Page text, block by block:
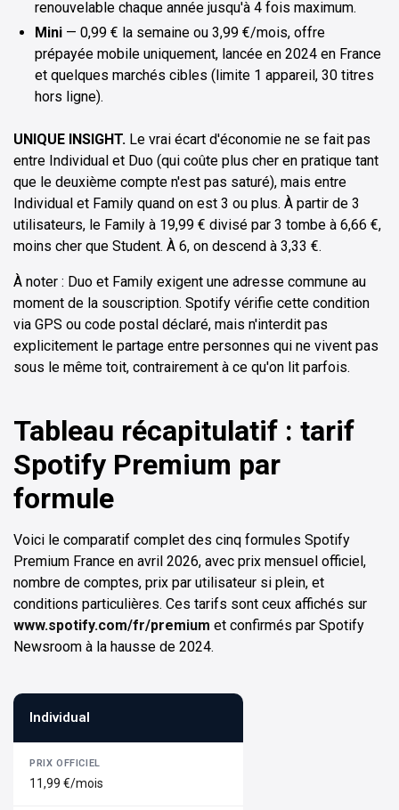
renouvelable chaque année jusqu'à 4 fois maximum.
Mini — 0,99 € la semaine ou 3,99 €/mois, offre
prépayée mobile uniquement, lancée en 2024 en France
et quelques marchés cibles (limite 1 appareil, 30 titres
hors ligne).
UNIQUE INSIGHT. Le vrai écart d'économie ne se fait pas
entre Individual et Duo (qui coûte plus cher en pratique tant
que le deuxième compte n'est pas saturé), mais entre
Individual et Family quand on est 3 ou plus. À partir de 3
utilisateurs, le Family à 19,99 € divisé par 3 tombe à 6,66 €,
moins cher que Student. À 6, on descend à 3,33 €.
À noter : Duo et Family exigent une adresse commune au
moment de la souscription. Spotify vérifie cette condition
via GPS ou code postal déclaré, mais n'interdit pas
explicitement le partage entre personnes qui ne vivent pas
sous le même toit, contrairement à ce qu'on lit parfois.
Tableau récapitulatif : tarif
Spotify Premium par
formule
Voici le comparatif complet des cinq formules Spotify
Premium France en avril 2026, avec prix mensuel officiel,
nombre de comptes, prix par utilisateur si plein, et
conditions particulières. Ces tarifs sont ceux affichés sur
www.spotify.com/fr/premium et confirmés par Spotify
Newsroom à la hausse de 2024.
Individual
11,99 €/mois